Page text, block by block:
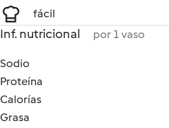
fácil
Inf. nutricional por 1 vaso
Sodio
Proteína
Calorías
Grasa